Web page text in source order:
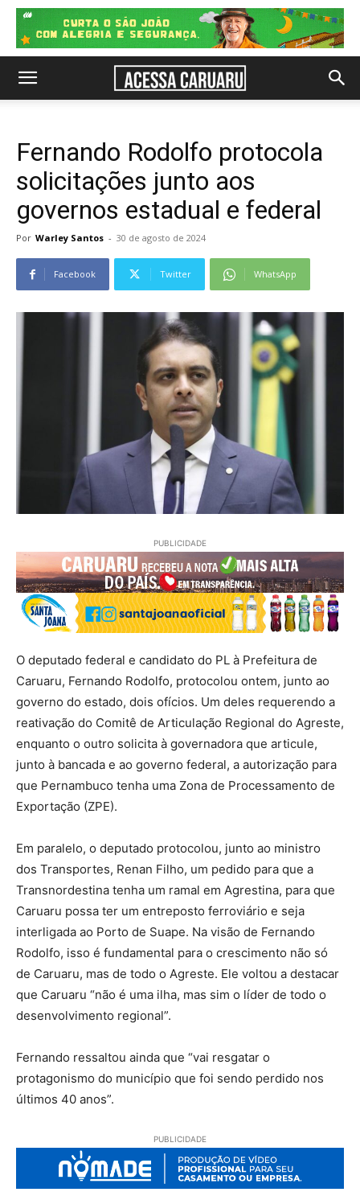
Fernando Rodolfo protocola
solicitações junto aos
governos estadual e federal
Por Warley Santos - 30 de agosto de 2024
Facebook Twitter WhatsApp
PUBLICIDADE
O deputado federal e candidato do PL à Prefeitura de
Caruaru, Fernando Rodolfo, protocolou ontem, junto ao
governo do estado, dois ofícios. Um deles requerendo a
reativação do Comitê de Articulação Regional do Agreste,
enquanto o outro solicita à governadora que articule,
junto à bancada e ao governo federal, a autorização para
que Pernambuco tenha uma Zona de Processamento de
Exportação (ZPE).
Em paralelo, o deputado protocolou, junto ao ministro
dos Transportes, Renan Filho, um pedido para que a
Transnordestina tenha um ramal em Agrestina, para que
Caruaru possa ter um entreposto ferroviário e seja
interligada ao Porto de Suape. Na visão de Fernando
Rodolfo, isso é fundamental para o crescimento não só
de Caruaru, mas de todo o Agreste. Ele voltou a destacar
que Caruaru “não é uma ilha, mas sim o líder de todo o
desenvolvimento regional”.
Fernando ressaltou ainda que “vai resgatar o
protagonismo do município que foi sendo perdido nos
últimos 40 anos”.
PUBLICIDADE